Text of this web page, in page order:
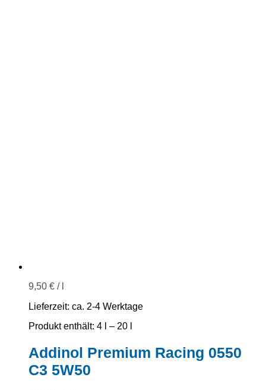
9,50 € /
Lieferzeit: ca. 2-4 Werktage
Produkt enthält: 4
– 20
Addinol Premium Racing 0550
C3 5W50